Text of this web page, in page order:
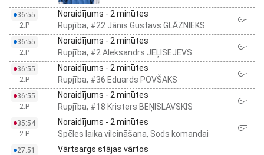
36:55
2.P
Noraidījums - 2 minūtes
Rupjība, #22 Jānis Gustavs GLĀZNIEKS
36:55
2.P
Noraidījums - 2 minūtes
Rupjība, #2 Aleksandrs JEĻISEJEVS
36:55
2.P
Noraidījums - 2 minūtes
Rupjība, #36 Eduards POVŠAKS
36:55
2.P
Noraidījums - 2 minūtes
Rupjība, #18 Kristers BEŅISLAVSKIS
35:54
2.P
Noraidījums - 2 minūtes
Spēles laika vilcināšana, Sods komandai
27:51
Vārtsargs stājas vārtos